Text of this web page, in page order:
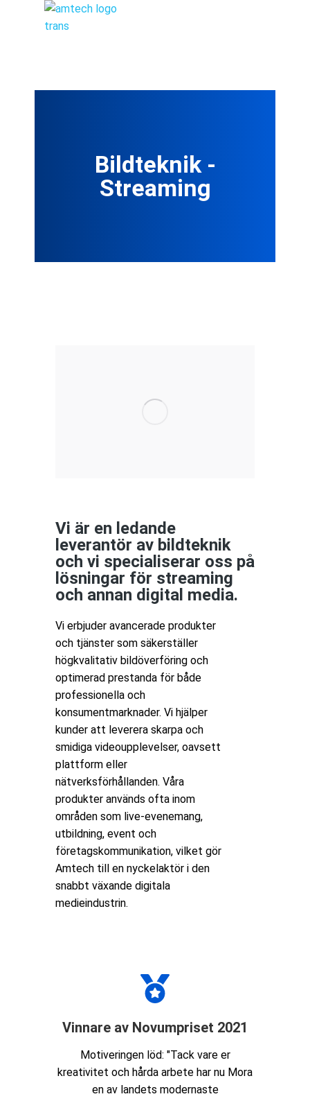
Bildteknik -
Streaming
Vi är en ledande
leverantör av bildteknik
och vi specialiserar oss på
lösningar för streaming
och annan digital media.
Vi erbjuder avancerade produkter
och tjänster som säkerställer
högkvalitativ bildöverföring och
optimerad prestanda för både
professionella och
konsumentmarknader. Vi hjälper
kunder att leverera skarpa och
smidiga videoupplevelser, oavsett
plattform eller
nätverksförhållanden. Våra
produkter används ofta inom
områden som live-evenemang,
utbildning, event och
företagskommunikation, vilket gör
Amtech till en nyckelaktör i den
snabbt växande digitala
medieindustrin.
Vinnare av Novumpriset 2021
Motiveringen löd: "Tack vare er
kreativitet och hårda arbete har nu Mora
en av landets modernaste